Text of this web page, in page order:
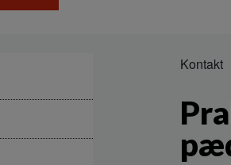
Kontakt